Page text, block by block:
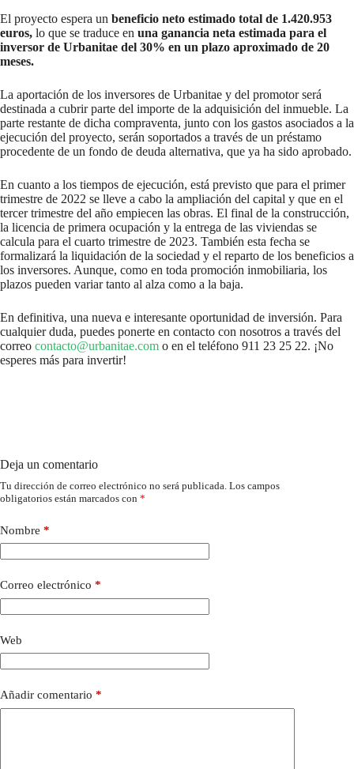
El proyecto espera un beneficio neto estimado total de 1.420.953
euros, lo que se traduce en una ganancia neta estimada para el
inversor de Urbanitae del 30% en un plazo aproximado de 20
meses.
La aportación de los inversores de Urbanitae y del promotor será
destinada a cubrir parte del importe de la adquisición del inmueble. La
parte restante de dicha compraventa, junto con los gastos asociados a la
ejecución del proyecto, serán soportados a través de un préstamo
procedente de un fondo de deuda alternativa, que ya ha sido aprobado.
En cuanto a los tiempos de ejecución, está previsto que para el primer
trimestre de 2022 se lleve a cabo la ampliación del capital y que en el
tercer trimestre del año empiecen las obras. El final de la construcción,
la licencia de primera ocupación y la entrega de las viviendas se
calcula para el cuarto trimestre de 2023. También esta fecha se
formalizará la liquidación de la sociedad y el reparto de los beneficios a
los inversores. Aunque, como en toda promoción inmobiliaria, los
plazos pueden variar tanto al alza como a la baja.
En definitiva, una nueva e interesante oportunidad de inversión. Para
cualquier duda, puedes ponerte en contacto con nosotros a través del
correo contacto@urbanitae.com o en el teléfono 911 23 25 22. ¡No
esperes más para invertir!
Deja un comentario
Tu dirección de correo electrónico no será publicada. Los campos
obligatorios están marcados con *
Nombre *
Correo electrónico *
Web
Añadir comentario *